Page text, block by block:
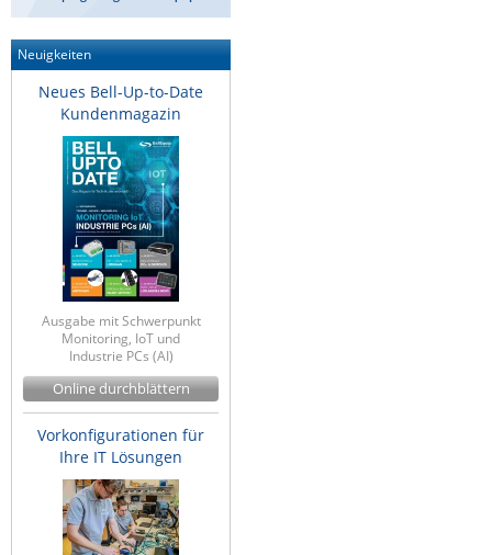
Riello UPS
Server Technology
Siretta
SIRIO Antenne
Sunbird
Tactical Software
TEKTELIC
Teltonika
Unwired Networks
Vision
WATTECO
Westermo
Yuasa
ZPE Systems
Neuigkeiten
Neues Bell-Up-to-Date
Kundenmagazin
Ausgabe mit Schwerpunkt
Monitoring, IoT und
Industrie PCs (AI)
Online durchblättern
Vorkonfigurationen für
Ihre IT Lösungen